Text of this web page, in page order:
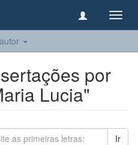
por
Lucia"
Ir